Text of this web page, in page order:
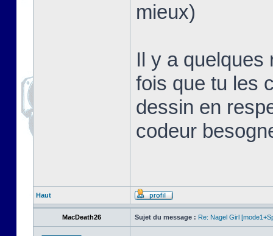
mieux)
Il y a quelques
fois que tu les
dessin en
codeur
Haut
MacDeath26 Sujet du message : Re: Nagel Girl